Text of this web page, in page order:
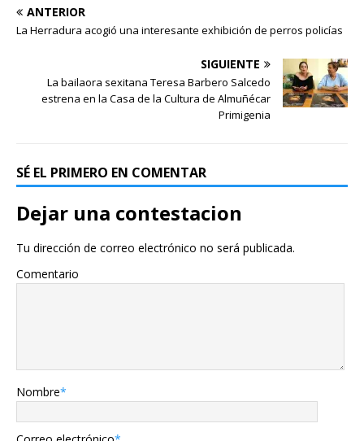
ANTERIOR
La Herradura acogió una interesante exhibición de perros policías
SIGUIENTE
La bailaora sexitana Teresa Barbero Salcedo
estrena en la Casa de la Cultura de Almuñécar
Primigenia
SÉ EL PRIMERO EN COMENTAR
Dejar una contestacion
Tu dirección de correo electrónico no será publicada.
Comentario
Nombre*